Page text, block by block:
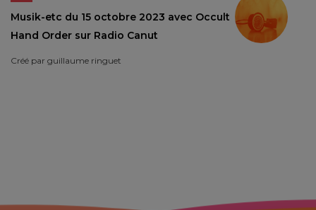
Musik-etc du 15 octobre 2023 avec Occult
Hand Order sur Radio Canut
Créé par guillaume ringuet